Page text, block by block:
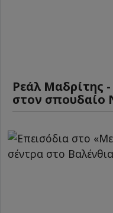
Ρεάλ Μαδρίτης
στον σπουδαίο